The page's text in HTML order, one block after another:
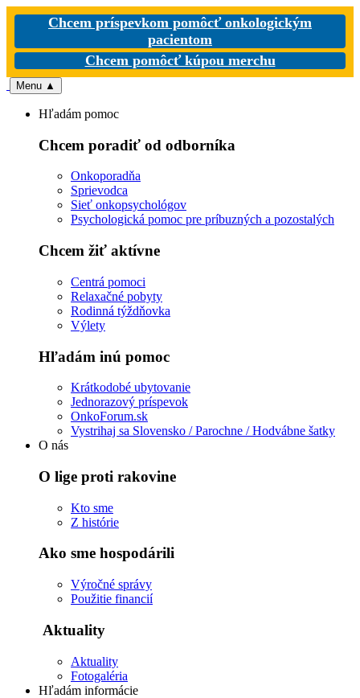
Chcem príspevkom pomôcť onkologickým
pacientom
Chcem pomôcť kúpou merchu
Menu ▲
Hľadám pomoc
Chcem poradiť od odborníka
Onkoporadňa
Sprievodca
Sieť onkopsychológov
Psychologická pomoc pre príbuzných a pozostalých
Chcem žiť aktívne
Centrá pomoci
Relaxačné pobyty
Rodinná týždňovka
Výlety
Hľadám inú pomoc
Krátkodobé ubytovanie
Jednorazový príspevok
OnkoForum.sk
Vystrihaj sa Slovensko / Parochne / Hodvábne šatky
O nás
O lige proti rakovine
Kto sme
Z histórie
Ako sme hospodárili
Výročné správy
Použitie financií
Aktuality
Aktuality
Fotogaléria
Hľadám informácie